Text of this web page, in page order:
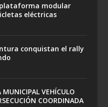
plataforma modular
eléctricas
conquistan el rally
MUNICIPAL VEHÍCULO
COORDINADA